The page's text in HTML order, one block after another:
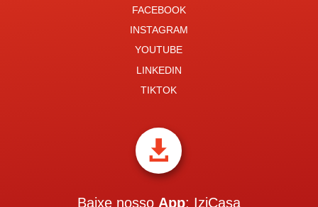
FACEBOOK
INSTAGRAM
YOUTUBE
LINKEDIN
TIKTOK

Baixe nosso App: IziCasa